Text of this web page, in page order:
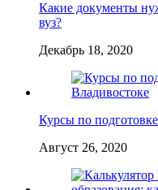
Какие документы
вуз?
Декабрь 18, 2020
Курсы по
Август 26, 2020